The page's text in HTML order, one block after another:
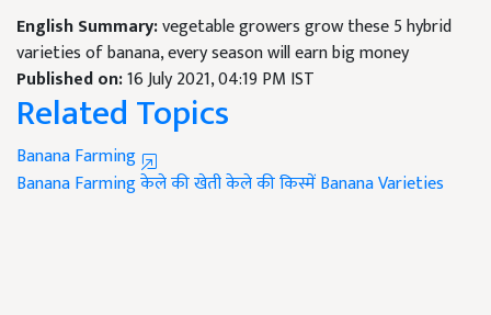
English Summary:vegetable growers grow these 5 hybrid
varieties of banana, every season will earn big money
Published on:16 July 2021, 04:19 PM IST
Related Topics
Banana Farming
Banana Farmingकेले की खेतीकेले की किस्मेंBanana Varieties